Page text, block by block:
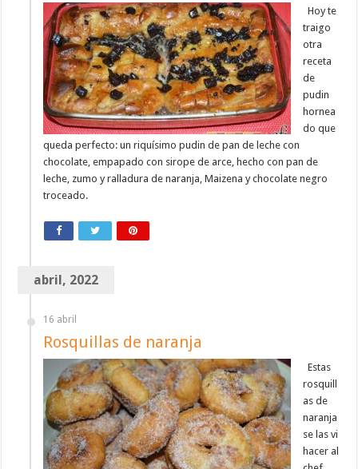
Hoy te
traigo
otra
receta
de
pudin
hornea
do que
queda perfecto: un riquísimo pudin de pan de leche con
chocolate, empapado con sirope de arce, hecho con pan de
leche, zumo y ralladura de naranja, Maizena y chocolate negro
troceado.
abril, 2022
16 abril
Rosquillas de naranja
Estas
rosquill
as de
naranja
se las vi
hacer al